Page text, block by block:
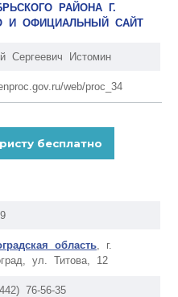
РАЙОНА Г.
И ОФИЦИАЛЬНЫЙ САЙТ
Сергеевич Истомин
web/proc_34
область , г.
ул. Титова, 12
76-56-35